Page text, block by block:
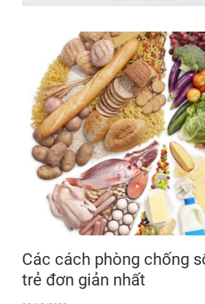
Các cách phòng chống
trẻ đơn giản nhất